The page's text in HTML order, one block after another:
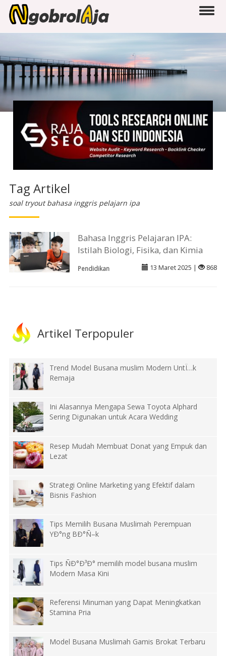
Tag Artikel
soal tryout bahasa inggris pelajarn ipa
Bahasa Inggris Pelajaran IPA:
Istilah Biologi, Fisika, dan Kimia
Pendidikan 13 Maret 2025 | 868
Artikel Terpopuler
Trend Model Busana muslim Modern UntÏ…k
Remaja
Ini Alasannya Mengapa Sewa Toyota Alphard
Sering Digunakan untuk Acara Wedding
Resep Mudah Membuat Donat yang Empuk dan
Lezat
Strategi Online Marketing yang Efektif dalam
Bisnis Fashion
Tips Memilih Busana Muslimah Perempuan
YÐ°ng BÐ°Ñ–k
Tips ÑÐ°Ð³Ð° memilih model busana muslim
Modern Masa Kini
Referensi Minuman yang Dapat Meningkatkan
Stamina Pria
Model Busana Muslimah Gamis Brokat Terbaru